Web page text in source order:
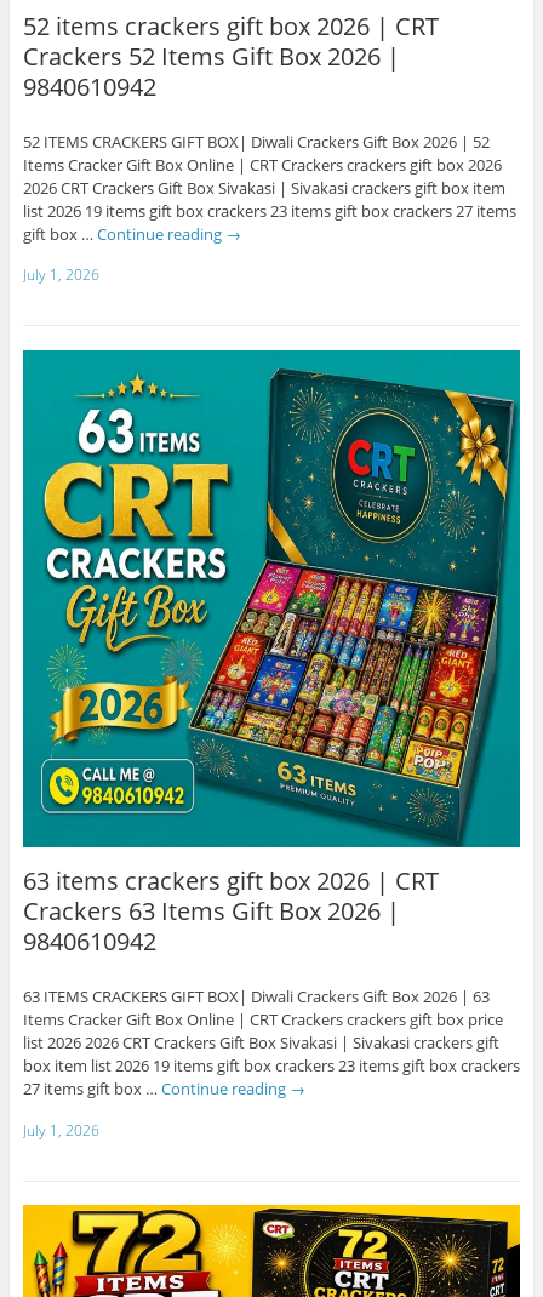
52 items crackers gift box 2026 | CRT
Crackers 52 Items Gift Box 2026 |
9840610942
52 ITEMS CRACKERS GIFT BOX| Diwali Crackers Gift Box 2026 | 52
Items Cracker Gift Box Online | CRT Crackers crackers gift box 2026
2026 CRT Crackers Gift Box Sivakasi | Sivakasi crackers gift box item
list 2026 19 items gift box crackers 23 items gift box crackers 27 items
gift box … Continue reading →
July 1, 2026
63 items crackers gift box 2026 | CRT
Crackers 63 Items Gift Box 2026 |
9840610942
63 ITEMS CRACKERS GIFT BOX| Diwali Crackers Gift Box 2026 | 63
Items Cracker Gift Box Online | CRT Crackers crackers gift box price
list 2026 2026 CRT Crackers Gift Box Sivakasi | Sivakasi crackers gift
box item list 2026 19 items gift box crackers 23 items gift box crackers
27 items gift box … Continue reading →
July 1, 2026